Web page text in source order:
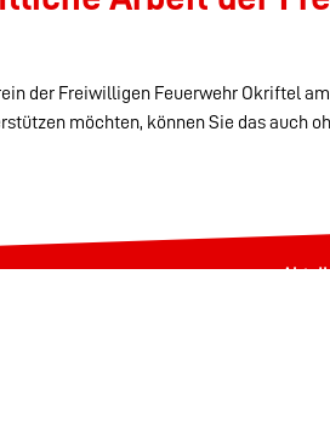
der Freiwilligen Feuerwehr Okriftel
möchten, können Sie das auch